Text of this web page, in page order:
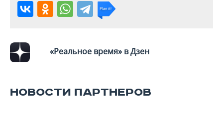
«Реальное время» в Дзен
НОВОСТИ ПАРТНЕРОВ